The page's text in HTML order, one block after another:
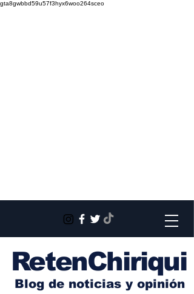
gta8gwbbd59u57f3hyx6woo264sceo
RetenChiriqui
Blog de noticias y opinión